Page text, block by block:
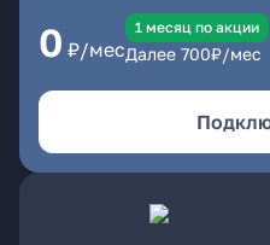
0 ₽/мес
1 месяц по акции
Далее 700₽/мес